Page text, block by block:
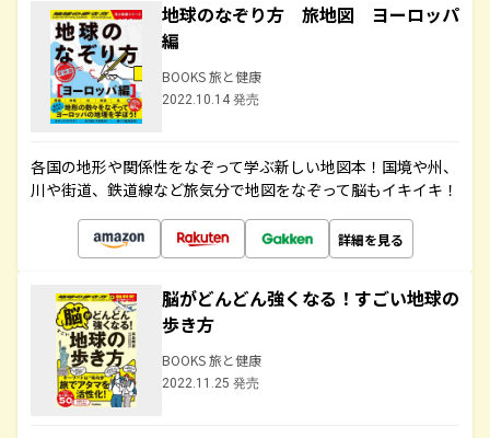
地球のなぞり方 旅地図 ヨーロッパ
編
BOOKS 旅と健康
2022.10.14 発売
各国の地形や関係性をなぞって学ぶ新しい地図本！国境や州、
川や街道、鉄道線など旅気分で地図をなぞって脳もイキイキ！
詳細を見る
脳がどんどん強くなる！すごい地球の
歩き方
BOOKS 旅と健康
2022.11.25 発売